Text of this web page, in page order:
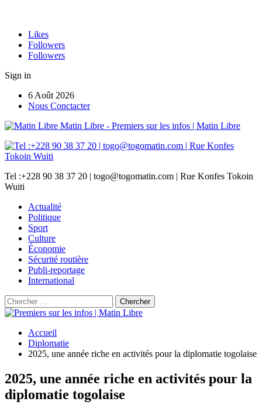
Likes
Followers
Followers
Sign in
6 Août 2026
Nous Conctacter
Matin Libre - Premiers sur les infos | Matin Libre
Tel :+228 90 38 37 20 | togo@togomatin.com | Rue Konfes Tokoin
Wuiti
Actualité
Politique
Sport
Culture
Économie
Sécurité routière
Publi-reportage
International
Accueil
Diplomatie
2025, une année riche en activités pour la diplomatie togolaise
2025, une année riche en activités pour la
diplomatie togolaise